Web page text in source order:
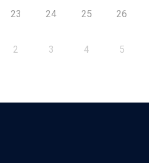
23 24 25 26
2 3 4 5